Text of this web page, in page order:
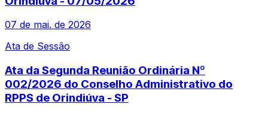
07 de mai. de 2026
Ata de Sessão
Ata da Segunda Reunião Ordinária Nº
002/2026 do Conselho Administrativo do
RPPS de Orindiúva - SP